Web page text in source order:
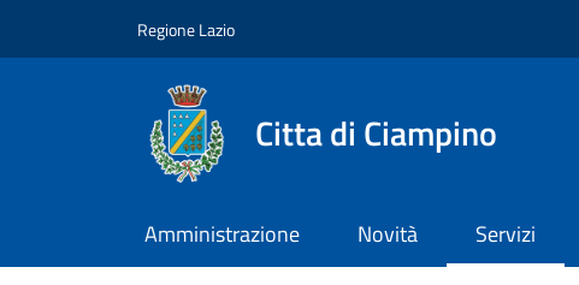
Regione Lazio
Citta di Ciampino
Amministrazione Novità Servizi